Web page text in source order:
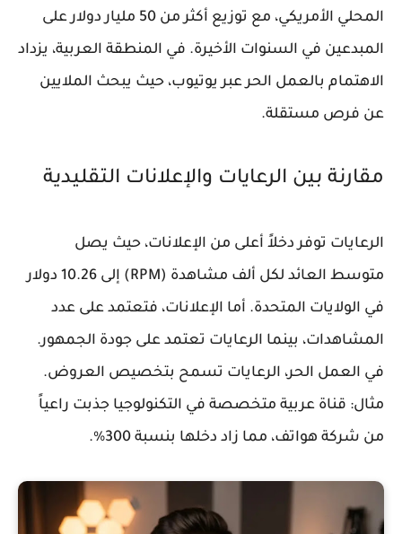
المحلي الأمريكي، مع توزيع أكثر من 50 مليار دولار على
المبدعين في السنوات الأخيرة. في المنطقة العربية، يزداد
الاهتمام بالعمل الحر عبر يوتيوب، حيث يبحث الملايين
عن فرص مستقلة.
مقارنة بين الرعايات والإعلانات التقليدية
الرعايات توفر دخلاً أعلى من الإعلانات، حيث يصل
متوسط العائد لكل ألف مشاهدة (RPM) إلى 10.26 دولار
في الولايات المتحدة. أما الإعلانات، فتعتمد على عدد
المشاهدات، بينما الرعايات تعتمد على جودة الجمهور.
في العمل الحر، الرعايات تسمح بتخصيص العروض.
مثال: قناة عربية متخصصة في التكنولوجيا جذبت راعياً
من شركة هواتف، مما زاد دخلها بنسبة 300%.